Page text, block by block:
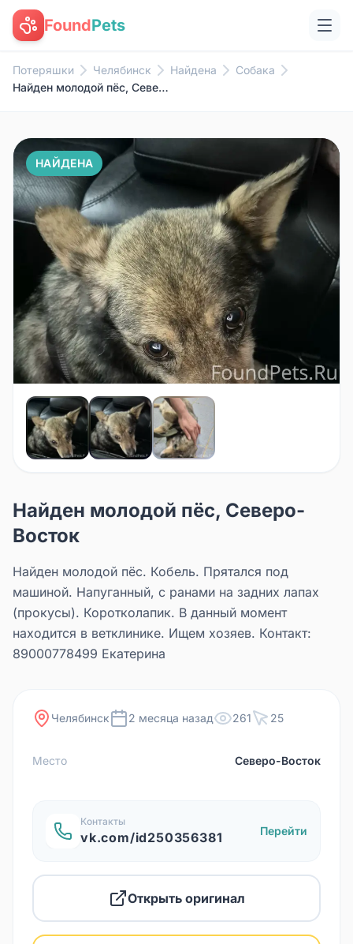
FoundPets
Потеряшки Челябинск Найдена
Собака
Найден молодой пёс, Северо-Восток
НАЙДЕНА
Найден молодой пёс, Северо-
Восток
Найден молодой пёс. Кобель. Прятался под
машиной. Напуганный, с ранами на задних лапах
(прокусы). Коротколапик. В данный момент
находится в ветклинике. Ищем хозяев. Контакт:
89000778499 Екатерина
Челябинск 2 месяца назад 261 25
Место Северо-Восток
Контакты
vk.com/id250356381 Перейти
Открыть оригинал